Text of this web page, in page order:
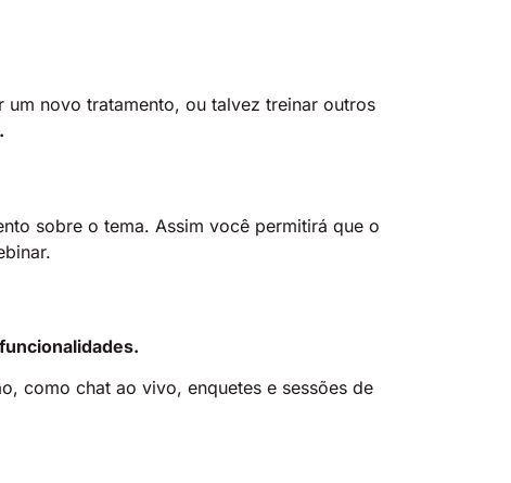
novo tratamento, ou talvez treinar outros
sobre o tema. Assim você permitirá que o
como chat ao vivo, enquetes e sessões de